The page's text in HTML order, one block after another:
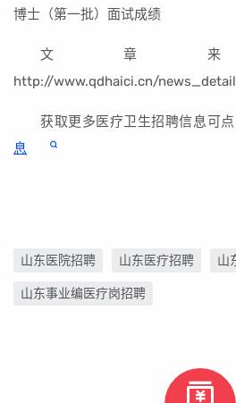
博士（第一批）面试成绩
文章
http://www.qdhaici.cn/
获取更多医疗卫生招聘信息可点
息
山东医院招聘 山东医疗招聘 山
山东事业编医疗岗招聘